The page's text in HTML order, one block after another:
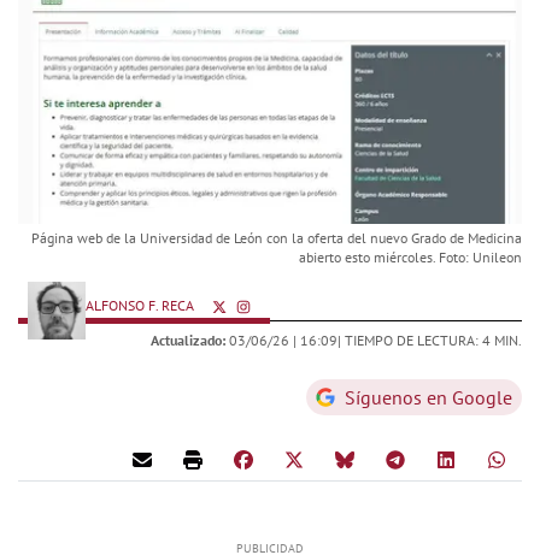
Página web de la Universidad de León con la oferta del nuevo Grado de Medicina
abierto esto miércoles. Foto: Unileon
ALFONSO F. RECA
Actualizado: 03/06/26 | 16:09| TIEMPO DE LECTURA: 4 MIN.
Síguenos en Google